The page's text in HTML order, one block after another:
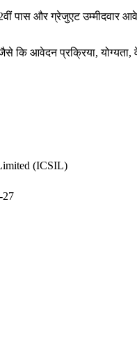
पास और ग्रेजुएट उम्मीदवार
आवेदन प्रक्रिया, योग्यता,
(ICSIL)
27